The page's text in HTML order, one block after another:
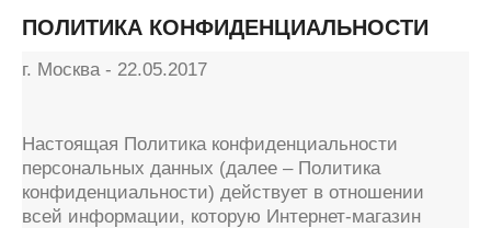
ПОЛИТИКА КОНФИДЕНЦИАЛЬНОСТИ
г. Москва - 22.05.2017
Настоящая Политика конфиденциальности
персональных данных (далее – Политика
конфиденциальности) действует в отношении
всей информации, которую Интернет-магазин